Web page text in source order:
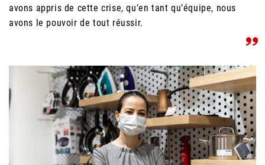
avons appris de cette crise, qu’en tant qu’équipe, nous
avons le pouvoir de tout réussir.